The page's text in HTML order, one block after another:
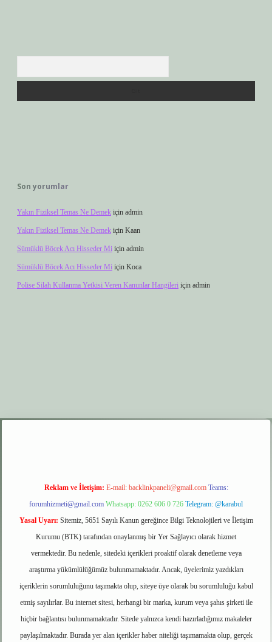
Son yorumlar
Yakın Fiziksel Temas Ne Demek için admin
Yakın Fiziksel Temas Ne Demek için Kaan
Sümüklü Böcek Acı Hisseder Mi için admin
Sümüklü Böcek Acı Hisseder Mi için Koca
Polise Silah Kullanma Yetkisi Veren Kanunlar Hangileri için admin
elexbet giriş
Reklam ve İletişim: E-mail: backlinkpaneli@gmail.com Teams:
forumhizmeti@gmail.com Whatsapp: 0262 606 0 726 Telegram: @karabul
Yasal Uyarı: Sitemiz, 5651 Sayılı Kanun gereğince Bilgi Teknolojileri ve İletişim
Kurumu (BTK) tarafından onaylanmış bir Yer Sağlayıcı olarak hizmet
vermektedir. Bu nedenle, sitedeki içerikleri proaktif olarak denetleme veya
araştırma yükümlülüğümüz bulunmamaktadır. Ancak, üyelerimiz yazdıkları
içeriklerin sorumluluğunu taşımakta olup, siteye üye olarak bu sorumluluğu kabul
etmiş sayılırlar. Bu internet sitesi, herhangi bir marka, kurum veya şahıs şirketi ile
hiçbir bağlantısı bulunmamaktadır. Sitede yalnızca kendi hazırladığımız makaleler
paylaşılmaktadır. Burada yer alan içerikler haber niteliği taşımamakta olup, gerçek